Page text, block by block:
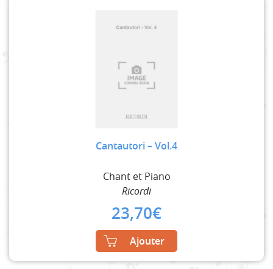
Cantautori – Vol.4
Chant et Piano
Ricordi
23,70€
Ajouter